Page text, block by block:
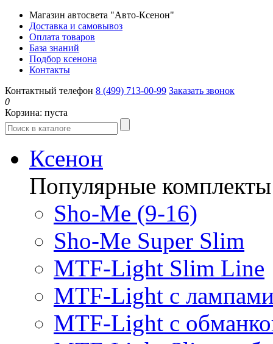
Магазин автосвета "Авто-Ксенон"
Доставка и самовывоз
Оплата товаров
База знаний
Подбор ксенона
Контакты
Контактный телефон 8 (499) 713-00-99 Заказать звонок
0
Корзина: пуста
Ксенон
Популярные комплекты
Sho-Me (9-16)
Sho-Me Super Slim
MTF-Light Slim Line
MTF-Light с
MTF-Light с